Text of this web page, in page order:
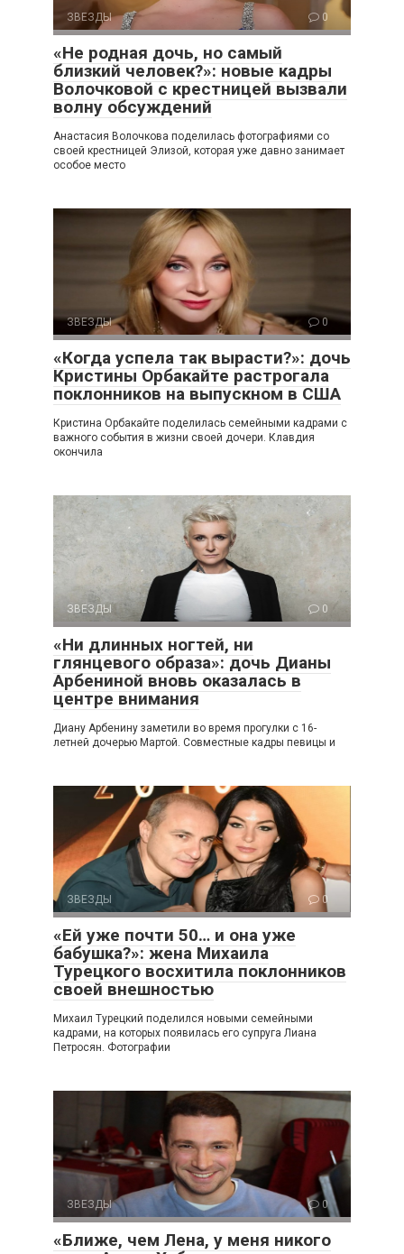
ЗВЕЗДЫ 0
«Не родная дочь, но самый
близкий человек?»: новые кадры
Волочковой с крестницей вызвали
волну обсуждений
Анастасия Волочкова поделилась фотографиями со
своей крестницей Элизой, которая уже давно занимает
особое место
ЗВЕЗДЫ 0
«Когда успела так вырасти?»: дочь
Кристины Орбакайте растрогала
поклонников на выпускном в США
Кристина Орбакайте поделилась семейными кадрами с
важного события в жизни своей дочери. Клавдия
окончила
ЗВЕЗДЫ 0
«Ни длинных ногтей, ни
глянцевого образа»: дочь Дианы
Арбениной вновь оказалась в
центре внимания
Диану Арбенину заметили во время прогулки с 16-
летней дочерью Мартой. Совместные кадры певицы и
ЗВЕЗДЫ 0
«Ей уже почти 50… и она уже
бабушка?»: жена Михаила
Турецкого восхитила поклонников
своей внешностью
Михаил Турецкий поделился новыми семейными
кадрами, на которых появилась его супруга Лиана
Петросян. Фотографии
ЗВЕЗДЫ 0
«Ближе, чем Лена, у меня никого